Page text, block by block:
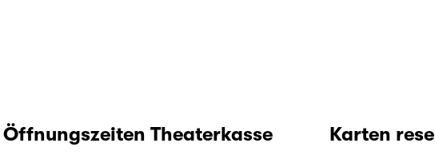
Öffnungszeiten Theaterkasse Karten